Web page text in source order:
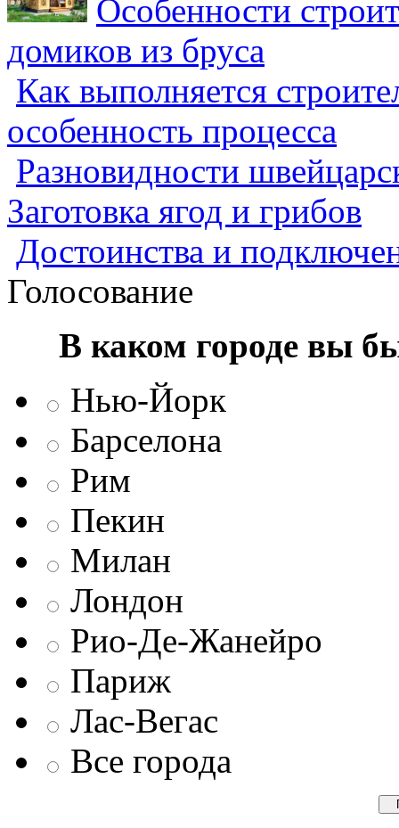
Особенности
домиков из бруса
Как выполняется
особенность процесса
Разновидности
Заготовка ягод и грибов
Достоинства и
Голосование
В каком городе вы
Нью-Йорк
Барселона
Рим
Пекин
Милан
Лондон
Рио-Де-Жанейро
Париж
Лас-Вегас
Все города